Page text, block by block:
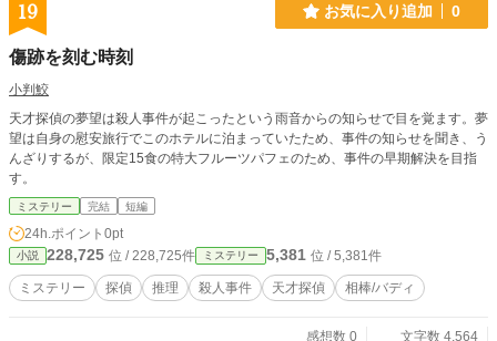
19 お気に入り追加 0
傷跡を刻む時刻
小判鮫
天才探偵の夢望は殺人事件が起こったという雨音からの知らせで目を覚ます。夢
望は自身の慰安旅行でこのホテルに泊まっていたため、事件の知らせを聞き、う
んざりするが、限定15食の特大フルーツパフェのため、事件の早期解決を目指
す。
ミステリー 完結 短編
24h.ポイント 0pt
小説 228,725 位 / 228,725件 ミステリー 5,381 位 / 5,381件
ミステリー 探偵 推理 殺人事件 天才探偵 相棒/バディ
感想数 0 文字数 4,564